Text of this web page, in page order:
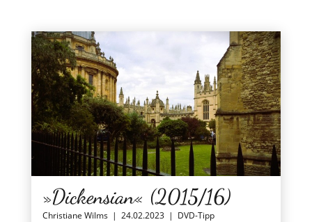
»Dickensian« (2015/16)
Christiane Wilms | 24.02.2023 | DVD-Tipp